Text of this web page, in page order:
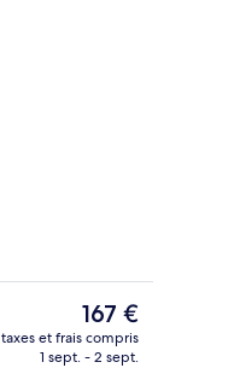
Le
prix
actuel
167 €
taxes et frais compris
1 sept. - 2 sept.